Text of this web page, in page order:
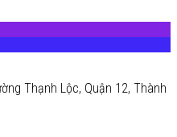
Thạnh Lộc, Quận 12, Thành